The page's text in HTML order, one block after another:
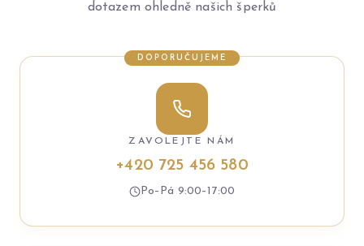
dotazem ohledně našich šperků
DOPORUČUJEME
ZAVOLEJTE NÁM
+420 725 456 580
Po–Pá 9:00–17:00